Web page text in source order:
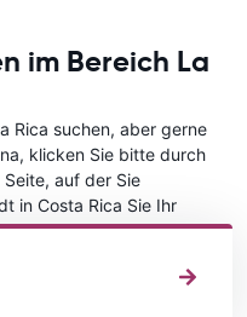
im Bereich La
Rica suchen, aber gerne
klicken Sie bitte durch
Seite, auf der Sie
in Costa Rica Sie Ihr